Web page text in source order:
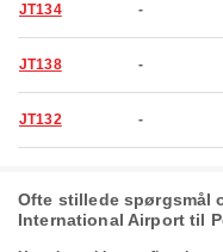
JT134 -
JT138 -
JT132 -
Ofte stillede spørgsmål
International Airport til